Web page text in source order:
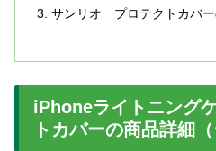
サンリオ プロテクトカバー
iPhoneライトニング
トカバーの商品詳細（